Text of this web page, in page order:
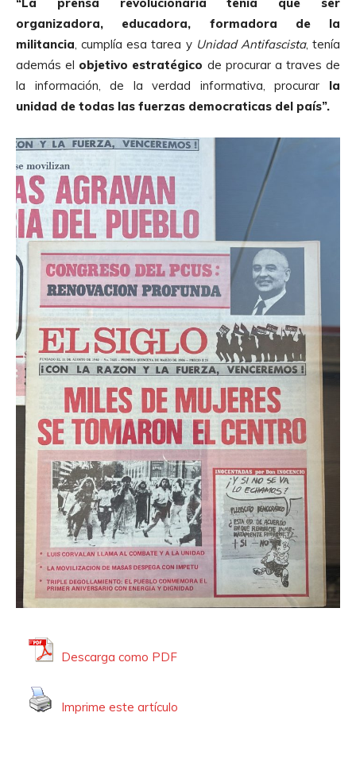
r
o
d
u
c
t
o
r
d
e
A
u
d
o
organizadora, educadora, formadora de la
militancia , cumplía esa tarea y Unidad Antifascista, tenía
además el objetivo estratégico de procurar a traves de
la información, de la verdad informativa, procurar la
unidad de todas las fuerzas democraticas del país”.
Descarga como PDF
Imprime este artículo